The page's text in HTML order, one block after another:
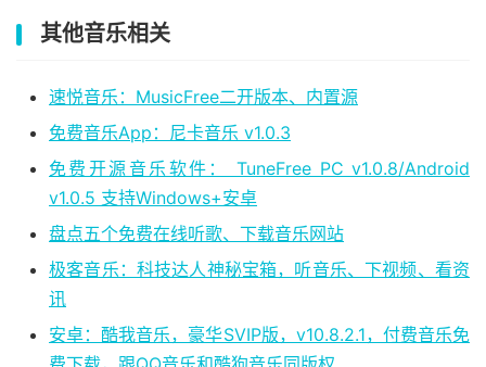
其他音乐相关
速悦音乐：MusicFree二开版本、内置源
免费音乐App：尼卡音乐 v1.0.3
免费开源音乐软件： TuneFree PC v1.0.8/Android
v1.0.5 支持Windows+安卓
盘点五个免费在线听歌、下载音乐网站
极客音乐：科技达人神秘宝箱，听音乐、下视频、看资
讯
安卓：酷我音乐，豪华SVIP版，v10.8.2.1，付费音乐免